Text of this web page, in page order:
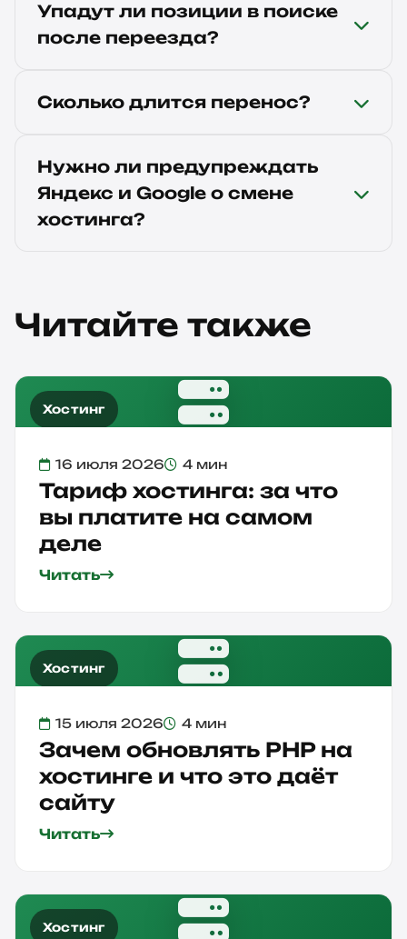
Упадут ли позиции в поиске
после переезда?
Сколько длится перенос?
Нужно ли предупреждать
Яндекс и Google о смене
хостинга?
Читайте также
Хостинг
16 июля 2026 4 мин
Тариф хостинга: за что
вы платите на самом
деле
Читать
Хостинг
15 июля 2026 4 мин
Зачем обновлять PHP на
хостинге и что это даёт
сайту
Читать
Хостинг